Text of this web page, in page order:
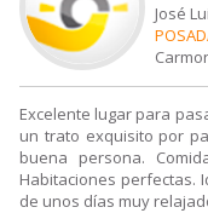
José
Excelente lugar para
un trato exquisito por
buena persona.
Habitaciones perfectas.
de unos días muy